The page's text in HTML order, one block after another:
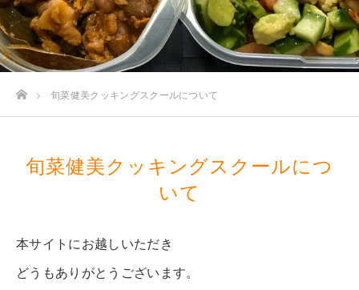
ホーム旬菜健美クッキングスクールについて
旬菜健美クッキングスクールにつ
いて
本サイトにお越しいただき
どうもありがとうございます。